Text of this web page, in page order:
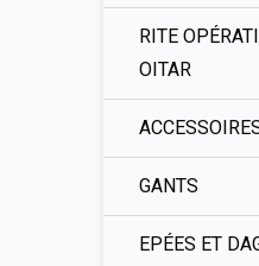
RITE
OITAR
GANTS
EPÉES ET